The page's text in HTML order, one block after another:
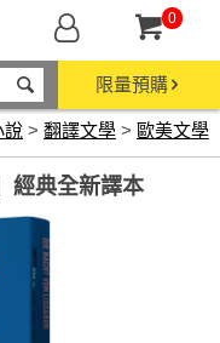
0
限量預購
說 > 翻譯文學 > 歐美文學
經典全新譯本